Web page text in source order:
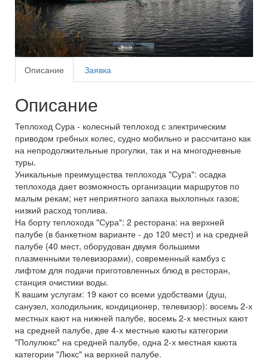
Описание Заявка
Описание
Теплоход Сура - колесный теплоход с электрическим
приводом гребных колес, судно мобильно и рассчитано как
на непродолжительные прогулки, так и на многодневные
туры.
Уникальные преимущества теплохода "Сура": осадка
теплохода дает возможность организации маршрутов по
малым рекам; нет неприятного запаха выхлопных газов;
низкий расход топлива.
На борту теплохода "Сура": 2 ресторана: на верхней
палубе (в банкетном варианте - до 120 мест) и на средней
палубе (40 мест, оборудован двумя большими
плазменными телевизорами), современный камбуз с
лифтом для подачи приготовленных блюд в ресторан,
станция очистики воды.
К вашим услугам: 19 кают со всеми удобствами (душ,
санузел, холодильник, кондиционер, телевизор): восемь 2-х
местных кают на нижней палубе, восемь 2-х местных кают
на средней палубе, две 4-х местные каюты категории
"Полулюкс" на средней палубе, одна 2-х местная каюта
категории "Люкс" на верхней палубе.